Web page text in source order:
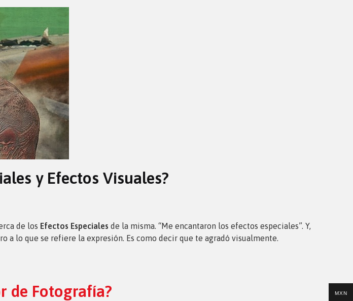
y Efectos Visuales?
de los Efectos Especiales de la misma. “Me encantaron los efectos especiales”. Y,
a lo que se refiere la expresión. Es como decir que te agradó visualmente.
de Fotografía? MXN